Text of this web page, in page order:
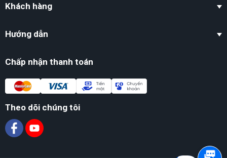
Khách hàng
Hướng dẫn
Chấp nhận thanh toán
Theo dõi chúng tôi